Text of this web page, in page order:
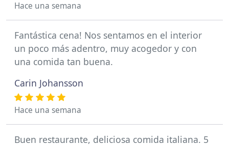
Hace una semana
Fantástica cena! Nos sentamos en el interior
un poco más adentro, muy acogedor y con
una comida tan buena.
Carin Johansson
Hace una semana
Buen restaurante, deliciosa comida italiana. 5